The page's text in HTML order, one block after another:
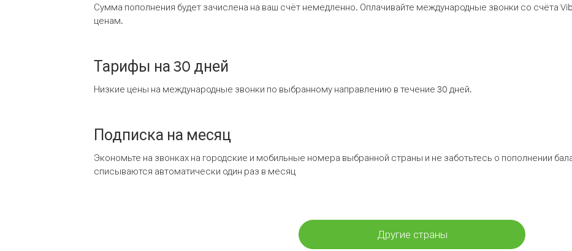
Сумма пополнения будет зачислена на ваш счёт немедленно. Оплачивайте международные звонки со счёта
ценам.
Тарифы на 30 дней
Низкие цены на международные звонки по выбранному направлению в течение 30 дней.
Подписка на месяц
Экономьте на звонках на городские и мобильные номера выбранной страны и не заботьтесь о пополнении
списываются автоматически один раз в месяц
Другие страны